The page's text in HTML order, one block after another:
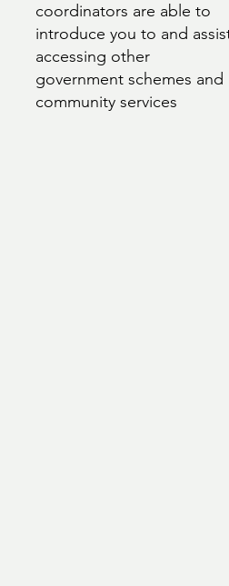
coordinators are able to
introduce you to and
accessing other
government schemes and
community services